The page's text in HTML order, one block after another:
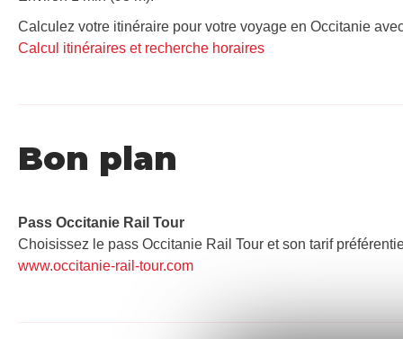
Calculez votre itinéraire pour votre voyage en Occitanie
Calcul itinéraires et recherche horaires
Bon plan
Pass Occitanie Rail Tour​
Choisissez le pass Occitanie Rail Tour et son tarif
www.occitanie-rail-tour.com